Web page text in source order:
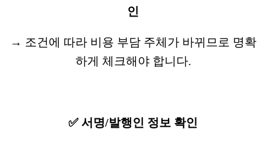
인
→ 조건에 따라 비용 부담 주체가 바뀌므로 명확
하게 체크해야 합니다.
✅ 서명/발행인 정보 확인